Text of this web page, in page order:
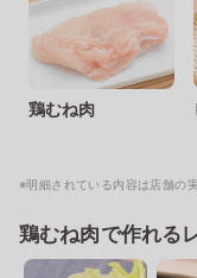
鶏むね肉
※明細されている内容は店舗の
鶏むね肉で作れる